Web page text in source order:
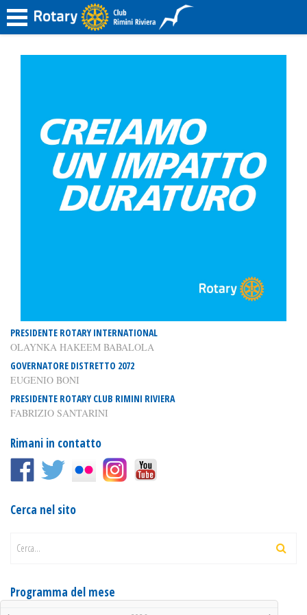
PRESIDENTE ROTARY INTERNATIONAL
OLAYNKA HAKEEM BABALOLA
GOVERNATORE DISTRETTO 2072
EUGENIO BONI
PRESIDENTE ROTARY CLUB RIMINI RIVIERA
FABRIZIO SANTARINI
Rimani in contatto
Cerca nel sito
Cerca...
Programma del mese